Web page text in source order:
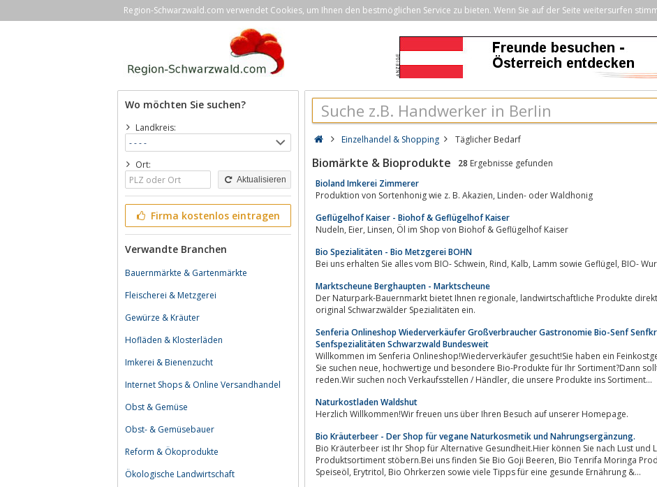
Region-Schwarzwald.com verwendet Cookies, um Ihnen den bestmöglichen Service zu bieten. Wenn Sie auf der Seite weitersurfen
Wo möchten Sie suchen?
Landkreis:
Ort:
Aktualisieren
Firma kostenlos eintragen
Verwandte Branchen
Bauernmärkte & Gartenmärkte
Fleischerei & Metzgerei
Gewürze & Kräuter
Hofläden & Klosterläden
Imkerei & Bienenzucht
Internet Shops & Online Versandhandel
Obst & Gemüse
Obst- & Gemüsebauer
Reform & Ökoprodukte
Ökologische Landwirtschaft
Einzelhandel & Shopping Täglicher Bedarf
Biomärkte & Bioprodukte 28 Ergebnisse gefunden
Bioland Imkerei Zimmerer
Produktion von Sortenhonig wie z. B. Akazien, Linden- oder Waldhonig
Geflügelhof Kaiser - Biohof & Geflügelhof Kaiser
Nudeln, Eier, Linsen, Öl im Shop von Biohof & Geflügelhof Kaiser
Bio Spezialitäten - Bio Metzgerei BOHN
Bei uns erhalten Sie alles vom
Marktscheune Berghaupten - Marktscheune
Der Naturpark-Bauernmarkt bietet Ihnen regionale, landwirtschaftliche Produkte direkt vom Erzeuger & unser Café lädt Sie zu
original Schwarzwälder Spezialitäten ein.
Senferia Onlineshop Wiederverkäufer Großverbraucher Gastronomie Bio-Senf
Senfspezialitäten Schwarzwald Bundesweit
Willkommen im Senferia Onlineshop!Wiederverkäufer gesucht!Sie haben ein Feinkostgeschäft, einen Hofladen,
Sie suchen neue, hochwertige und besondere Bio-Produkte für Ihr Sortiment?Dann sollten wir unbedingt miteinander
reden.Wir suchen noch Verkaufsstellen / Händler, die unsere Produkte ins Sortiment...
Naturkostladen Waldshut
Herzlich Willkommen!Wir freuen uns über Ihren Besuch auf unserer Homepage.
Bio Kräuterbeer - Der Shop für vegane Naturkosmetik und Nahrungsergänzung.
Bio Kräuterbeer ist Ihr Shop für Alternative Gesundheit.Hier können Sie nach Lust und
Produktsortiment stöbern.Bei uns finden Sie Bio Goji Beeren, Bio Tenrifa Moringa Produkte, Morilive Naturkosmetik, Native
Speiseöl, Erytritol, Bio Ohrkerzen sowie viele Tipps für eine gesunde Ernährung &...